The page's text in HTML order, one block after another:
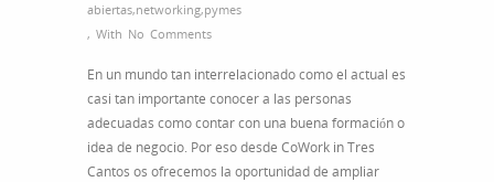
abiertas,networking,pymes
, With No Comments
En un mundo tan interrelacionado como el actual es
casi tan importante conocer a las personas
adecuadas como contar con una buena formación o
idea de negocio. Por eso desde CoWork in Tres
Cantos os ofrecemos la oportunidad de ampliar